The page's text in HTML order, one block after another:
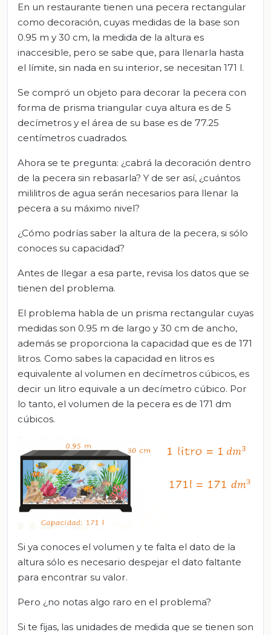
En un restaurante tienen una pecera rectangular
como decoración, cuyas medidas de la base son
0.95 m y 30 cm, la medida de la altura es
inaccesible, pero se sabe que, para llenarla hasta
el límite, sin nada en su interior, se necesitan 171 l.
Se compró un objeto para decorar la pecera con
forma de prisma triangular cuya altura es de 5
decímetros y el área de su base es de 77.25
centímetros cuadrados.
Ahora se te pregunta: ¿cabrá la decoración dentro
de la pecera sin rebasarla? Y de ser así, ¿cuántos
mililitros de agua serán necesarios para llenar la
pecera a su máximo nivel?
¿Cómo podrías saber la altura de la pecera, si sólo
conoces su capacidad?
Antes de llegar a esa parte, revisa los datos que se
tienen del problema.
El problema habla de un prisma rectangular cuyas
medidas son 0.95 m de largo y 30 cm de ancho,
además se proporciona la capacidad que es de 171
litros. Como sabes la capacidad en litros es
equivalente al volumen en decímetros cúbicos, es
decir un litro equivale a un decímetro cúbico. Por
lo tanto, el volumen de la pecera es de 171 dm
cúbicos.
Si ya conoces el volumen y te falta el dato de la
altura sólo es necesario despejar el dato faltante
para encontrar su valor.
Pero ¿no notas algo raro en el problema?
Si te fijas, las unidades de medida que se tienen son